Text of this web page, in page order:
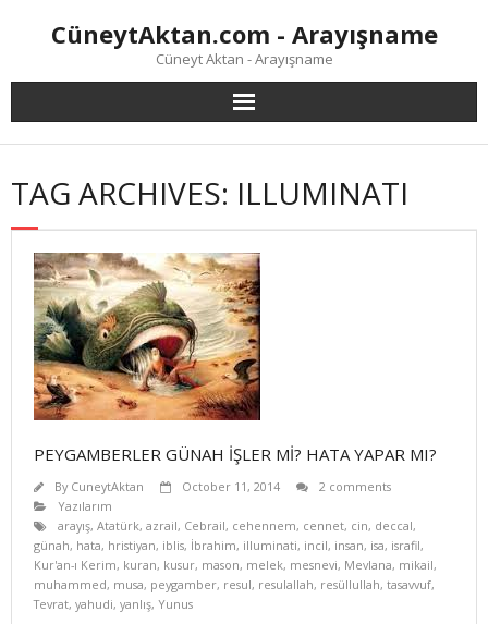
CüneytAktan.com - Arayışname
Cüneyt Aktan - Arayışname
TAG ARCHIVES: ILLUMINATI
PEYGAMBERLER GÜNAH İŞLER Mİ? HATA YAPAR MI?
By CuneytAktan October 11, 2014
2 comments
Yazılarım
arayış, Atatürk, azrail, Cebrail, cehennem, cennet, cin, deccal,
günah, hata, hristiyan, iblis, İbrahim, illuminati, incil, insan, isa, israfil,
Kur'an-ı Kerim, kuran, kusur, mason, melek, mesnevi, Mevlana, mikail,
muhammed, musa, peygamber, resul, resulallah, resüllullah, tasavvuf,
Tevrat, yahudi, yanlış, Yunus